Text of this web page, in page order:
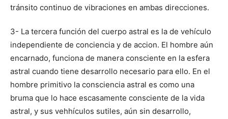
tránsito continuo de vibraciones en ambas direcciones.
3- La tercera función del cuerpo astral es la de vehículo
independiente de conciencia y de accion. El hombre aún
encarnado, funciona de manera consciente en la esfera
astral cuando tiene desarrollo necesario para ello. En el
hombre primitivo la consciencia astral es como una
bruma que lo hace escasamente consciente de la vida
astral, y sus vehhículos sutiles, aún sin desarrollo,